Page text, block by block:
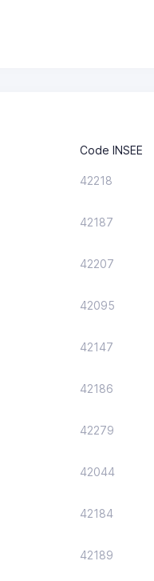
Code INSEE
42218
42187
42207
42095
42147
42186
42279
42044
42184
42189